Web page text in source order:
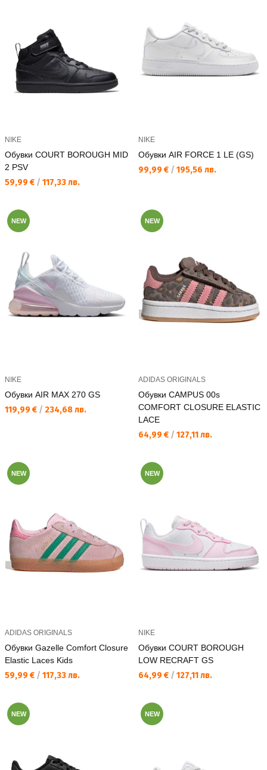
NIKE
Обувки COURT BOROUGH MID
2 PSV
Текуща цена:
59,99 € / 117,33 лв.
NIKE
Обувки AIR FORCE 1 LE (GS)
Текуща цена:
99,99 € / 195,56 лв.
NEW
NIKE
Обувки AIR MAX 270 GS
Текуща цена:
119,99 € / 234,68 лв.
NEW
ADIDAS ORIGINALS
Обувки CAMPUS 00s
COMFORT CLOSURE ELASTIC
LACE
Текуща цена:
64,99 € / 127,11 лв.
NEW
ADIDAS ORIGINALS
Обувки Gazelle Comfort Closure
Elastic Laces Kids
Текуща цена:
59,99 € / 117,33 лв.
NEW
NIKE
Обувки COURT BOROUGH
LOW RECRAFT GS
Текуща цена:
64,99 € / 127,11 лв.
NEW NEW